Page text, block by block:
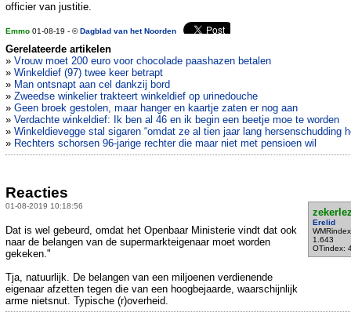
officier van justitie.
Emmo 01-08-19 - ©Dagblad van het Noorden
Gerelateerde artikelen
» Vrouw moet 200 euro voor chocolade paashazen betalen
» Winkeldief (97) twee keer betrapt
» Man ontsnapt aan cel dankzij bord
» Zweedse winkelier trakteert winkeldief op urinedouche
» Geen broek gestolen, maar hanger en kaartje zaten er nog aan
» Verdachte winkeldief: Ik ben al 46 en ik begin een beetje moe te worden
» Winkeldievegge stal sigaren “omdat ze al tien jaar lang hersenschudding
» Rechters schorsen 96-jarige rechter die maar niet met pensioen wil
Reacties
01-08-2019 10:18:56
Erelid
1.643
OTindex:
Dat is wel gebeurd, omdat het Openbaar Ministerie vindt dat ook
naar de belangen van de supermarkteigenaar moet worden
gekeken."
Tja, natuurlijk. De belangen van een miljoenen verdienende
eigenaar afzetten tegen die van een hoogbejaarde, waarschijnlijk
arme nietsnut. Typische (r)overheid.